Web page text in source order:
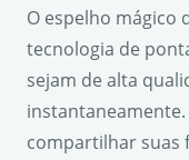
O espelho mágico
tecnologia de
sejam de alta
compartilhar suas